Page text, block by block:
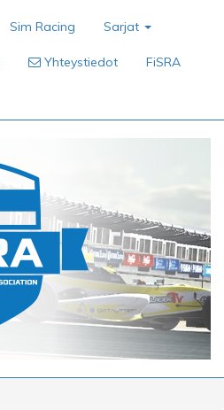
Sim Racing Sarjat
Yhteystiedot FiSRA